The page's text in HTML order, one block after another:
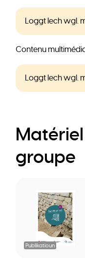
Loggt Iech wgl.
Contenu
Loggt Iech wgl.
groupe
Publikatioun